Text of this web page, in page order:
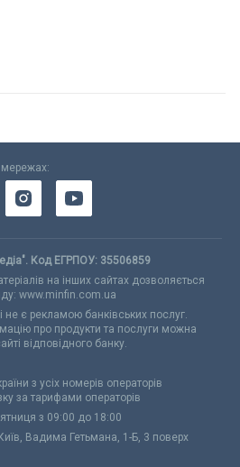
Код ЕГРПОУ: 35506859
на інших сайтах дозволяється
www.minfin.com.ua
не є рекламою банківських послуг.
про продукти та послуги можна
відповідного банку.
з усіх номерів операторів
за тарифами операторів
з 09:00 до 18:00
Вадима Гетьмана, 1-Б, 3 поверх